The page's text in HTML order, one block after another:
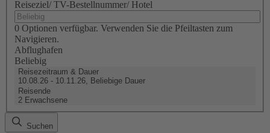
Reiseziel/ TV-Bestellnummer/ Hotel
0 Optionen verfügbar. Verwenden Sie die Pfeiltasten zum
Navigieren.
Abflughafen
Beliebig
Reisezeitraum & Dauer
10.08.26 - 10.11.26, Beliebige Dauer
Reisende
2 Erwachsene
Suchen